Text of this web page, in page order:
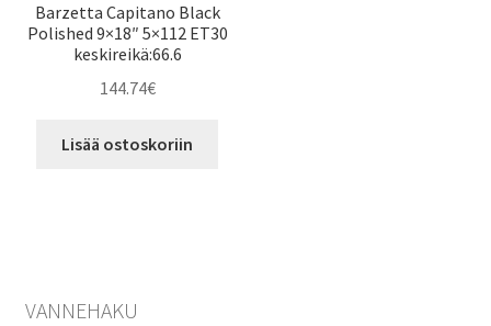
Barzetta Capitano Black
Polished 9×18″ 5×112 ET30
keskireikä:66.6
144.74€
Lisää ostoskoriin
VANNEHAKU